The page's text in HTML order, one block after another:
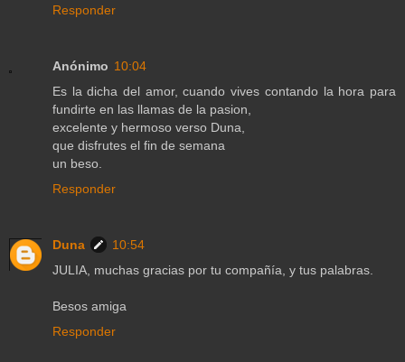
Responder
Anónimo 10:04
Es la dicha del amor, cuando vives contando la hora para
fundirte en las llamas de la pasion,
excelente y hermoso verso Duna,
que disfrutes el fin de semana
un beso.
Responder
Duna
10:54
JULIA, muchas gracias por tu compañía, y tus palabras.
Besos amiga
Responder